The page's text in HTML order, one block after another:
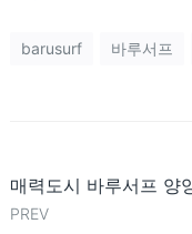
barusurf 바루서프
매력도시 바루서프 양
PREV